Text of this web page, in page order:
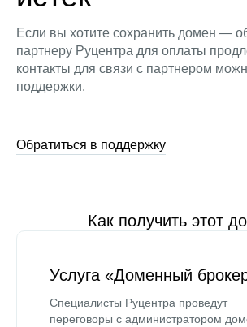
Если вы хотите сохранить домен —
партнеру Руцентра для оплаты
контакты для связи с партнером
поддержки.
Обратиться в поддержку
Как получить этот
Услуга «Доменный
Специалисты Руцентра проведут
переговоры с администратором